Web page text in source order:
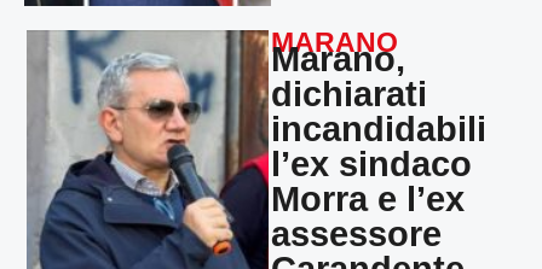
MARANO
Marano,
dichiarati
incandidabili
l’ex sindaco
Morra e l’ex
assessore